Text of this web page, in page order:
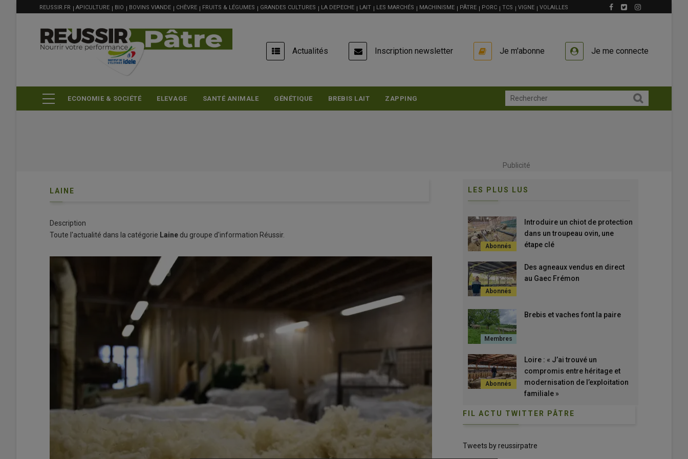
contenu
MENU
FILIÈRE
REUSSIR.FR APICULTURE BIO BOVINS VIANDE CHÈVRE FRUITS & LÉGUMES GRANDES CULTURES LA DEPECHE LAIT LES MARCHÉS MACHINISME PÂTRE PORC TCS VIGNE VOLAILLES
USER
ACCOUNT
MENU
Actualités Inscription newsletter Je m'abonne Je me connecte
ECONOMIE & SOCIÉTÉ ELEVAGE SANTÉ ANIMALE GÉNÉTIQUE BREBIS LAIT ZAPPING
Publicité
LAINE
Description
Toute l'actualité dans la catégorie Laine du groupe d'information Réussir.
LES PLUS LUS
Introduire un chiot de protection
dans un troupeau ovin, une
étape clé
Des agneaux vendus en direct
au Gaec Frémon
Brebis et vaches font la paire
Loire : « J’ai trouvé un
compromis entre héritage et
modernisation de l’exploitation
familiale »
FIL ACTU TWITTER PÂTRE
Tweets by reussirpatre